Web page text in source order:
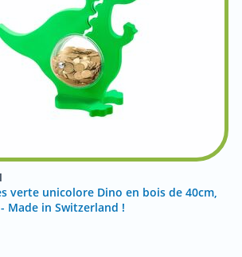
verte unicolore Dino en bois de 40cm,
Made in Switzerland !